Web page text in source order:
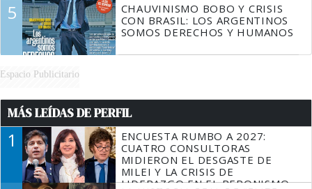
5
CHAUVINISMO BOBO Y CRISIS
CON BRASIL: LOS ARGENTINOS
SOMOS DERECHOS Y HUMANOS
Espacio Publicitario
MÁS LEÍDAS DE PERFIL
1
ENCUESTA RUMBO A 2027:
CUATRO CONSULTORAS
MIDIERON EL DESGASTE DE
MILEI Y LA CRISIS DE
LIDERAZGO EN EL PERONISMO